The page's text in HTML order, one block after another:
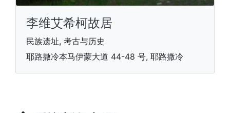
李维艾希柯故居
民族遗址, 考古与历史
耶路撒冷本马伊蒙大道 44-48 号, 耶路撒冷